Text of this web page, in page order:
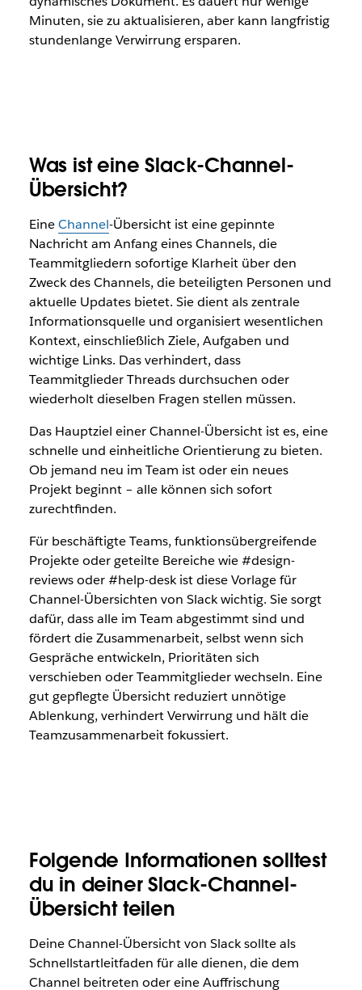
Minuten, sie zu aktualisieren, aber kann langfristig
stundenlange Verwirrung ersparen.
Was ist eine Slack-Channel-
Übersicht?
EineChannel-Übersicht ist eine gepinnte
Nachricht am Anfang eines Channels, die
Teammitgliedern sofortige Klarheit über den
Zweck des Channels, die beteiligten Personen und
aktuelle Updates bietet. Sie dient als zentrale
Informationsquelle und organisiert wesentlichen
Kontext, einschließlich Ziele, Aufgaben und
wichtige Links. Das verhindert, dass
Teammitglieder Threads durchsuchen oder
wiederholt dieselben Fragen stellen müssen.
Das Hauptziel einer Channel-Übersicht ist es, eine
schnelle und einheitliche Orientierung zu bieten.
Ob jemand neu im Team ist oder ein neues
Projekt beginnt – alle können sich sofort
zurechtfinden.
Für beschäftigte Teams, funktionsübergreifende
Projekte oder geteilte Bereiche wie #design-
reviews oder #help-desk ist diese Vorlage für
Channel-Übersichten von Slack wichtig. Sie sorgt
dafür, dass alle im Team abgestimmt sind und
fördert die Zusammenarbeit, selbst wenn sich
Gespräche entwickeln, Prioritäten sich
verschieben oder Teammitglieder wechseln. Eine
gut gepflegte Übersicht reduziert unnötige
Ablenkung, verhindert Verwirrung und hält die
Teamzusammenarbeit fokussiert.
Folgende Informationen solltest
du in deiner Slack-Channel-
Übersicht teilen
Deine Channel-Übersicht von Slack sollte als
Schnellstartleitfaden für alle dienen, die dem
Channel beitreten oder eine Auffrischung